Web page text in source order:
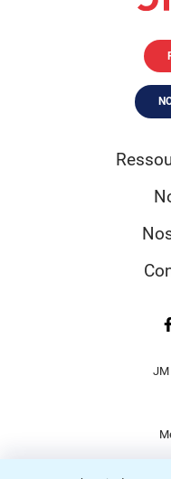
JM